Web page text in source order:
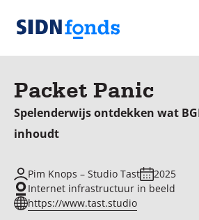
Sla de navigatie over en ga
SIDN
fonds
Packet Panic
Spelenderwijs ontdekken wat
inhoudt
Pim Knops – Studio Tast
2025
Internet infrastructuur in beeld
https://www.tast.studio